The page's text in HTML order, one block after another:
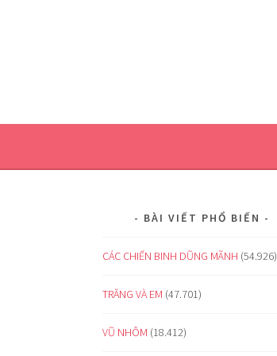
BÀI VIẾT PHỔ BIẾN
CÁC CHIẾN BINH DŨNG MÃNH (54.926)
TRĂNG VÀ EM (47.701)
VŨ NHÔM (18.412)